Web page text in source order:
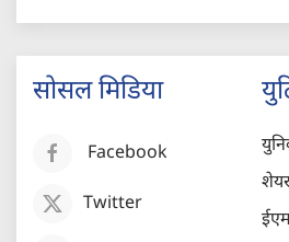
सोसल मिडिया
Facebook
Twitter